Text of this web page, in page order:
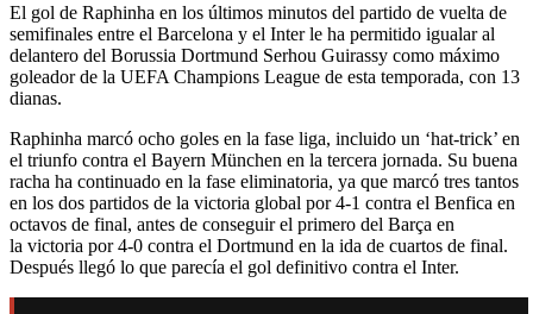
El gol de Raphinha en los últimos minutos del partido de vuelta de
semifinales entre el Barcelona y el Inter le ha permitido igualar al
delantero del Borussia Dortmund Serhou Guirassy como máximo
goleador de la UEFA Champions League de esta temporada, con 13
dianas.
Raphinha marcó ocho goles en la fase liga, incluido un ‘hat-trick’ en
el triunfo contra el Bayern München en la tercera jornada. Su buena
racha ha continuado en la fase eliminatoria, ya que marcó tres tantos
en los dos partidos de la victoria global por 4-1 contra el Benfica en
octavos de final, antes de conseguir el primero del Barça en
la victoria por 4-0 contra el Dortmund en la ida de cuartos de final.
Después llegó lo que parecía el gol definitivo contra el Inter.